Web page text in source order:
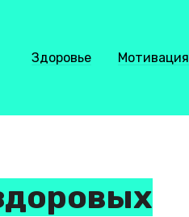
Здоровье Мотивация